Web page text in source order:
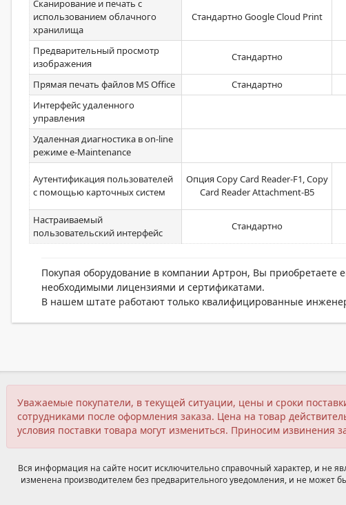
Сканирование и печать с
использованием облачного
хранилища
Стандартно Google Cloud Print
Предварительный просмотр
изображения
Стандартно
Прямая печать файлов MS Office Стандартно
Интерфейс удаленного
управления
Удаленная диагностика в on-line
режиме e-Maintenance
Аутентификация пользователей
с помощью карточных систем
Опция Copy Card Reader-F1, Copy
Card Reader Attachment-B5
Настраиваемый
пользовательский интерфейс
Стандартно
Покупая оборудование в компании Артрон, Вы
необходимыми лицензиями и сертификатами.
В нашем штате работают только квалифицированные
Уважаемые покупатели, в текущей ситуации, цены и сроки
сотрудниками после оформления заказа. Цена на товар
условия поставки товара могут измениться. Приносим извинения
Вся информация на сайте носит исключительно справочный характер, и не
изменена производителем без предварительного уведомления, и не может